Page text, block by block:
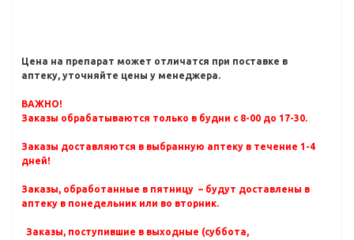
Цена на препарат может отличатся при поставке в
аптеку, уточняйте цены у менеджера.
ВАЖНО!
Заказы обрабатываются только в будни с 8-00 до 17-30.
Заказы доставляются в выбранную аптеку в течение 1-4
дней!
Заказы, обработанные в пятницу – будут доставлены в
аптеку в понедельник или во вторник.
Заказы, поступившие в выходные (суббота,